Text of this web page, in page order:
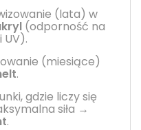
(lata) w
(odporność na
UV).
(miesiące)
.
gdzie liczy się
siła →
.